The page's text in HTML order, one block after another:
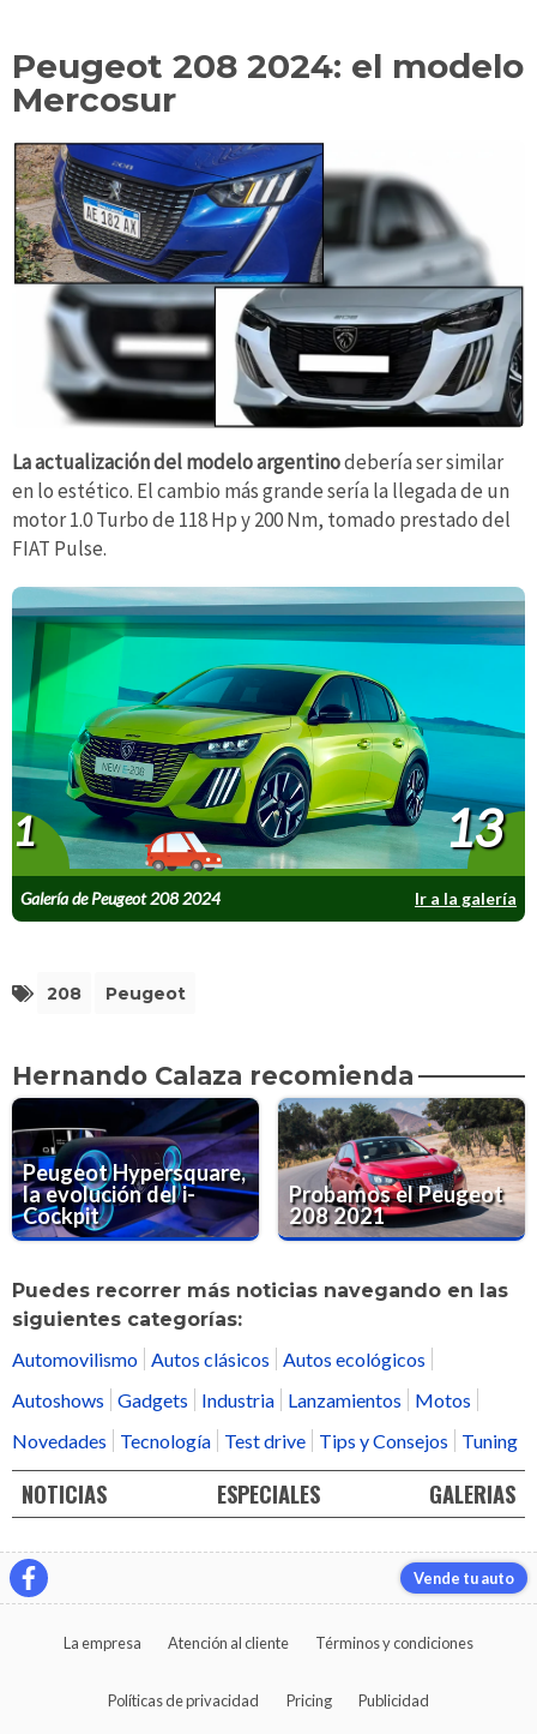
Peugeot 208 2024: el modelo
Mercosur
La actualización del modelo argentinodebería ser similar
en lo estético. El cambio más grande sería la llegada de un
motor 1.0 Turbo de 118 Hp y 200 Nm, tomado prestado del
FIAT Pulse.
Galería de Peugeot 208 2024 Ir a la galería
1 13
208 Peugeot
Hernando Calaza recomienda
Peugeot Hypersquare,
la evolución del i-
Cockpit
Probamos el Peugeot
208 2021
Puedes recorrer más noticias navegando en las
siguientes categorías:
Automovilismo Autos clásicos
Autos ecológicos
Autoshows
Gadgets Industria Lanzamientos
Motos
Novedades
Tecnología Test drive Tips y Consejos Tuning
NOTICIAS ESPECIALES GALERIAS
Vende tu auto
La empresa Atención al cliente Términos y condiciones
Políticas de privacidad Pricing Publicidad